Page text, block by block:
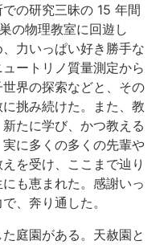
の研究三昧の 15 年間
の物理教室に回遊し
力いっぱい好き勝手な
ートリノ質量測定から
界の探索などと、その
挑み続けた。また、教
たに学び、かつ教える
に多くの多くの先輩や
を受け、ここまで辿り
も恵まれた。感謝いっ
、奔り通した。
庭園がある。天赦園と